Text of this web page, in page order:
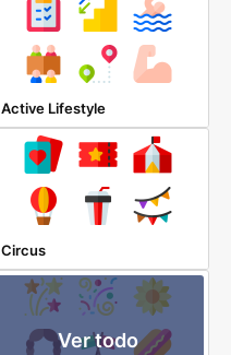
Active Lifestyle
Circus
Ver todo